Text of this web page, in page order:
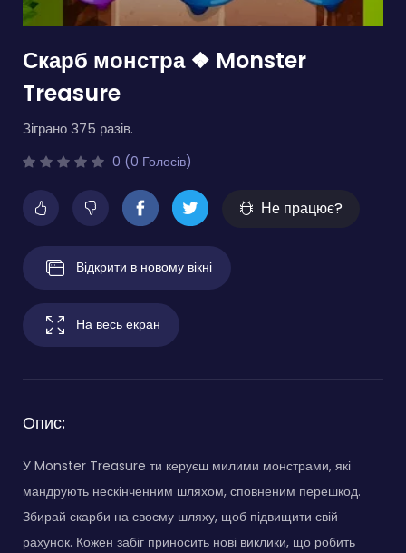
Скарб монстра ❖ Monster
Treasure
Зіграно 375 разів.
0 (0 Голосів)
Не працює?
Відкрити в новому вікні
На весь екран
Опис:
У Monster Treasure ти керуєш милими монстрами, які
мандрують нескінченним шляхом, сповненим перешкод.
Збирай скарби на своєму шляху, щоб підвищити свій
рахунок. Кожен забіг приносить нові виклики, що робить